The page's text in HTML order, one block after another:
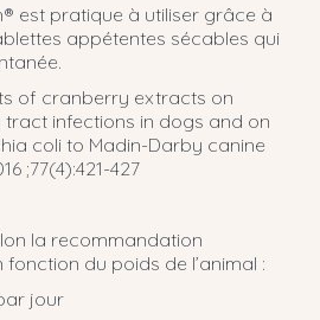
est pratique à utiliser grâce à
appétentes sécables qui
of cranberry extracts on
infections in dogs and on
coli to Madin-Darby canine
;77(4):421-427
la recommandation
fonction du poids de l’animal :
jour